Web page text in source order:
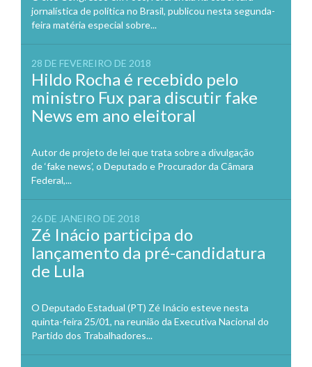
jornalística de política no Brasil, publicou nesta segunda-
feira matéria especial sobre...
28 DE FEVEREIRO DE 2018
Hildo Rocha é recebido pelo
ministro Fux para discutir fake
News em ano eleitoral
Autor de projeto de lei que trata sobre a divulgação
de ‘fake news’, o Deputado e Procurador da Câmara
Federal,...
26 DE JANEIRO DE 2018
Zé Inácio participa do
lançamento da pré-candidatura
de Lula
O Deputado Estadual (PT) Zé Inácio esteve nesta
quinta-feira 25/01, na reunião da Executiva Nacional do
Partido dos Trabalhadores...